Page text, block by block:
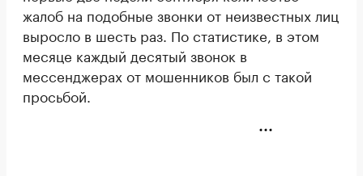
жалоб на подобные звонки от неизвестных лиц
выросло в шесть раз. По статистике, в этом
месяце каждый десятый звонок в
мессенджерах от мошенников был с такой
просьбой.